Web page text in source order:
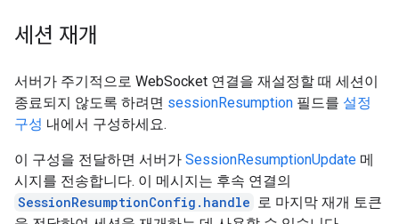
세션 재개
서버가 주기적으로 WebSocket 연결을 재설정할 때 세션이
종료되지 않도록 하려면 sessionResumption 필드를 설정
구성 내에서 구성하세요.
이 구성을 전달하면 서버가 SessionResumptionUpdate 메
시지를 전송합니다. 이 메시지는 후속 연결의
SessionResumptionConfig.handle 로 마지막 재개 토큰